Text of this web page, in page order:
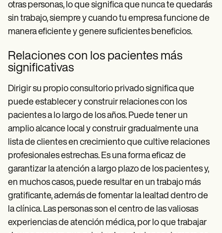
otras personas, lo que significa que nunca te quedarás
sin trabajo, siempre y cuando tu empresa funcione de
manera eficiente y genere suficientes beneficios.
Relaciones con los pacientes más
significativas
Dirigir su propio consultorio privado significa que
puede establecer y construir relaciones con los
pacientes a lo largo de los años. Puede tener un
amplio alcance local y construir gradualmente una
lista de clientes en crecimiento que cultive relaciones
profesionales estrechas. Es una forma eficaz de
garantizar la atención a largo plazo de los pacientes y,
en muchos casos, puede resultar en un trabajo más
gratificante, además de fomentar la lealtad dentro de
la clínica. Las personas son el centro de las valiosas
experiencias de atención médica, por lo que trabajar